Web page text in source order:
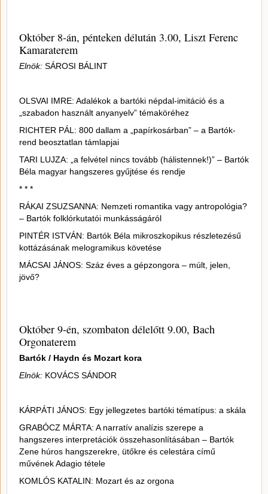
Október 8-án, pénteken délután 3.00, Liszt Ferenc
Kamaraterem
Elnök: SÁROSI BÁLINT
OLSVAI IMRE: Adalékok a bartóki népdal-imitáció és a
„szabadon használt anyanyelv” témaköréhez
RICHTER PÁL: 800 dallam a „papírkosárban” – a Bartók-
rend beosztatlan támlapjai
TARI LUJZA: „a felvétel nincs tovább (hálistennek!)” – Bartók
Béla magyar hangszeres gyűjtése és rendje
* * *
RÁKAI ZSUZSANNA: Nemzeti romantika vagy antropológia?
– Bartók folklórkutatói munkásságáról
PINTÉR ISTVÁN: Bartók Béla mikroszkopikus részletezésű
kottázásának melogramikus követése
MÁCSAI JÁNOS: Száz éves a gépzongora – múlt, jelen,
jövő?
Október 9-én, szombaton délelőtt 9.00, Bach
Orgonaterem
Bartók / Haydn és Mozart kora
Elnök: KOVÁCS SÁNDOR
KÁRPÁTI JÁNOS: Egy jellegzetes bartóki tématípus: a skála
GRABÓCZ MÁRTA: A narratív analízis szerepe a
hangszeres interpretációk összehasonlításában – Bartók
Zene húros hangszerekre, ütőkre és celestára című
művének Adagio tétele
KOMLÓS KATALIN: Mozart és az orgona